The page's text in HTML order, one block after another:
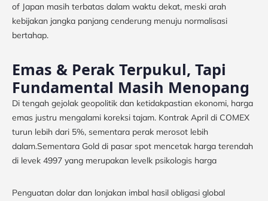
of Japan masih terbatas dalam waktu dekat, meski arah
kebijakan jangka panjang cenderung menuju normalisasi
bertahap.
Emas & Perak Terpukul, Tapi
Fundamental Masih Menopang
Di tengah gejolak geopolitik dan ketidakpastian ekonomi, harga
emas justru mengalami koreksi tajam. Kontrak April di COMEX
turun lebih dari 5%, sementara perak merosot lebih
dalam.Sementara Gold di pasar spot mencetak harga terendah
di levek 4997 yang merupakan levelk psikologis harga
Penguatan dolar dan lonjakan imbal hasil obligasi global